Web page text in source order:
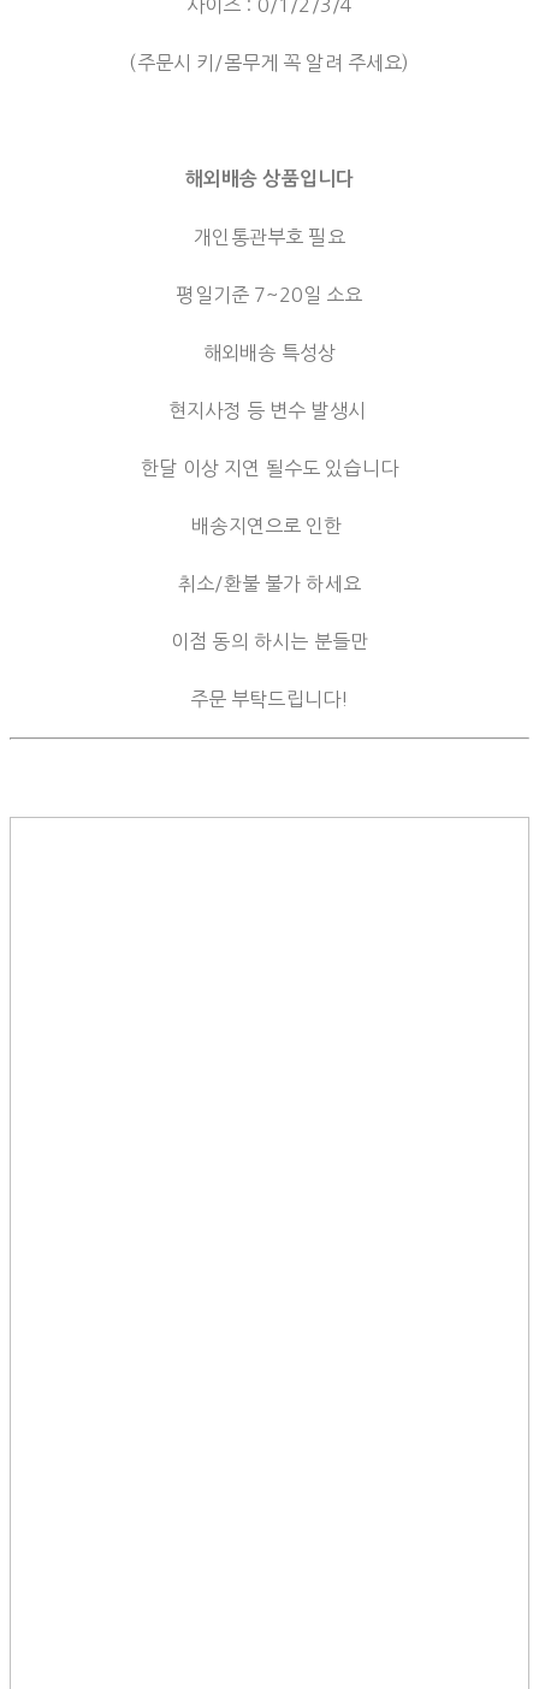
사이즈 : 0/1/2/3/4
(주문시 키/몸무게 꼭 알려 주세요)
해외배송 상품입니다
개인통관부호 필요
평일기준 7~20일 소요
해외배송 특성상
현지사정 등 변수 발생시
한달 이상 지연 될수도 있습니다
배송지연으로 인한
취소/환불 불가 하세요
이점 동의 하시는 분들만
주문 부탁드립니다!